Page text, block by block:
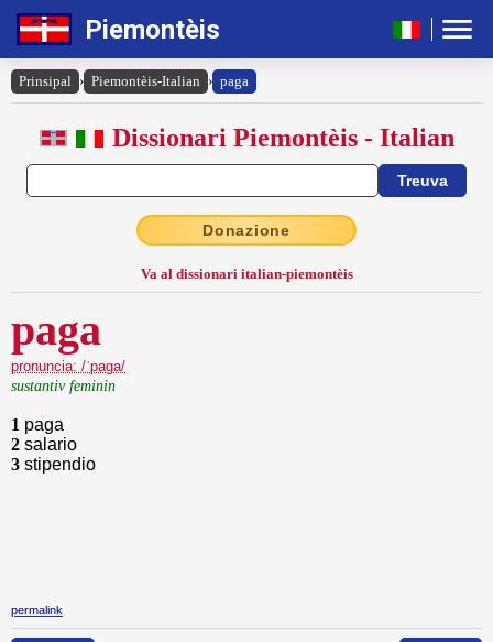
Piemontèis
Prinsipal › Piemontèis-Italian › paga
Dissionari Piemontèis - Italian
Donazione
Va al dissionari italian-piemontèis
paga
pronuncia: /ˈpaga/
sustantiv feminin
1 paga
2 salario
3 stipendio
permalink